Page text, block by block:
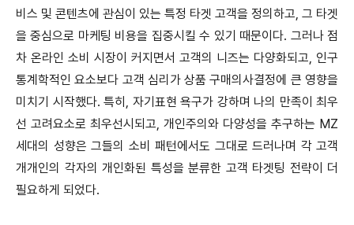
비스 및 콘텐츠에 관심이 있는 특정 타겟 고객을 정의하고, 그 타겟
을 중심으로 마케팅 비용을 집중시킬 수 있기 때문이다. 그러나 점
차 온라인 소비 시장이 커지면서 고객의 니즈는 다양화되고, 인구
통계학적인 요소보다 고객 심리가 상품 구매의사결정에 큰 영향을
미치기 시작했다. 특히, 자기표현 욕구가 강하며 나의 만족이 최우
선 고려요소로 최우선시되고, 개인주의와 다양성을 추구하는 MZ
세대의 성향은 그들의 소비 패턴에서도 그대로 드러나며 각 고객
개개인의 각자의 개인화된 특성을 분류한 고객 타겟팅 전략이 더
필요하게 되었다.